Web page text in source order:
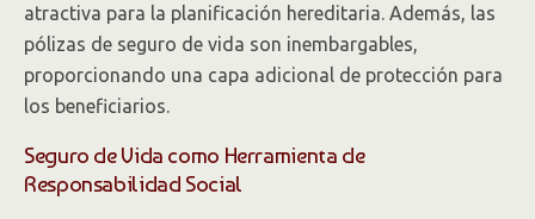
atractiva para la planificación hereditaria. Además, las
pólizas de seguro de vida son inembargables,
proporcionando una capa adicional de protección para
los beneficiarios.
Seguro de Vida como Herramienta de
Responsabilidad Social